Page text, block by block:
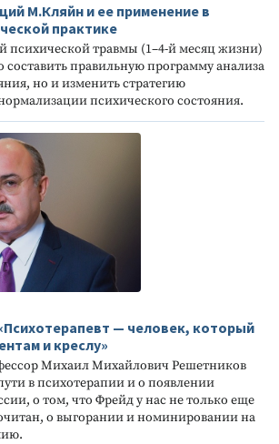
М.Кляйн и ее применение в
практике
психической травмы (1–4-й месяц жизни)
составить правильную программу анализа
но и изменить стратегию
психического состояния.
— человек, который
и креслу»
Михаил Михайлович Решетников
в психотерапии и о появлении
о том, что Фрейд у нас не только еще
о выгорании и номинировании на